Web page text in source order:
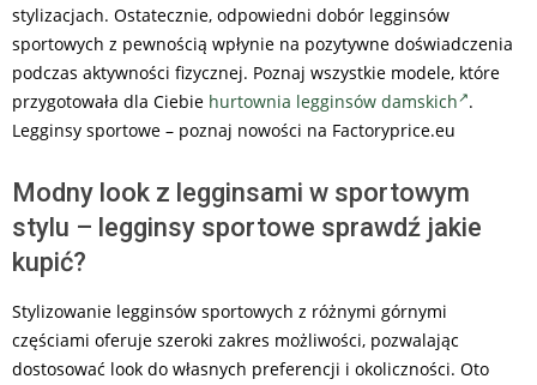
stylizacjach. Ostatecznie, odpowiedni dobór legginsów
sportowych z pewnością wpłynie na pozytywne doświadczenia
podczas aktywności fizycznej. Poznaj wszystkie modele, które
przygotowała dla Ciebie hurtownia legginsów damskich .
Legginsy sportowe – poznaj nowości na Factoryprice.eu
Modny look z legginsami w sportowym
stylu – legginsy sportowe sprawdź jakie
kupić?
Stylizowanie legginsów sportowych z różnymi górnymi
częściami oferuje szeroki zakres możliwości, pozwalając
dostosować look do własnych preferencji i okoliczności. Oto